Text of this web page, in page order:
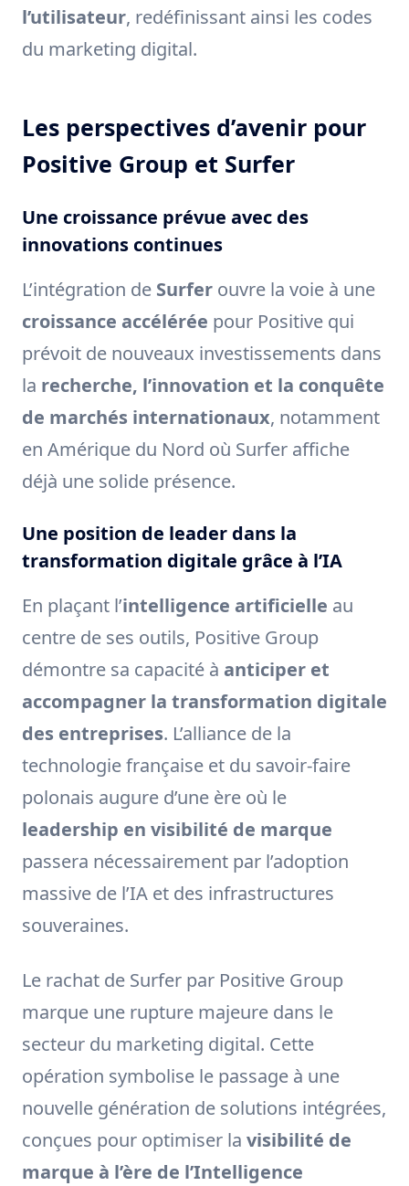
l’utilisateur, redéfinissant ainsi les codes
du marketing digital.
Les perspectives d’avenir pour
Positive Group et Surfer
Une croissance prévue avec des
innovations continues
L’intégration de Surfer ouvre la voie à une
croissance accélérée pour Positive qui
prévoit de nouveaux investissements dans
la recherche, l’innovation et la conquête
de marchés internationaux, notamment
en Amérique du Nord où Surfer affiche
déjà une solide présence.
Une position de leader dans la
transformation digitale grâce à l’IA
En plaçant l’intelligence artificielle au
centre de ses outils, Positive Group
démontre sa capacité à anticiper et
accompagner la transformation digitale
des entreprises. L’alliance de la
technologie française et du savoir-faire
polonais augure d’une ère où le
leadership en visibilité de marque
passera nécessairement par l’adoption
massive de l’IA et des infrastructures
souveraines.
Le rachat de Surfer par Positive Group
marque une rupture majeure dans le
secteur du marketing digital. Cette
opération symbolise le passage à une
nouvelle génération de solutions intégrées,
conçues pour optimiser la visibilité de
marque à l’ère de l’Intelligence